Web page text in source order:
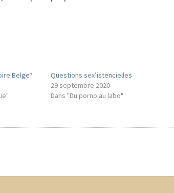
Belge?
Questions sex’istencielles
29 septembre 2020
Dans "Du porno au labo"